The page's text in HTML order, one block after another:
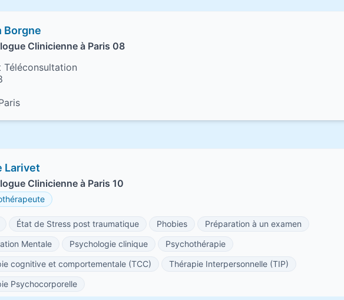
Borgne
Clinicienne à Paris 08
Téléconsultation
Larivet
Clinicienne à Paris 10
État de Stress post traumatique Phobies
Préparation à un examen
Mentale
Psychologie clinique
Psychothérapie
cognitive et comportementale (TCC)
Thérapie Interpersonnelle (TIP)
Psychocorporelle